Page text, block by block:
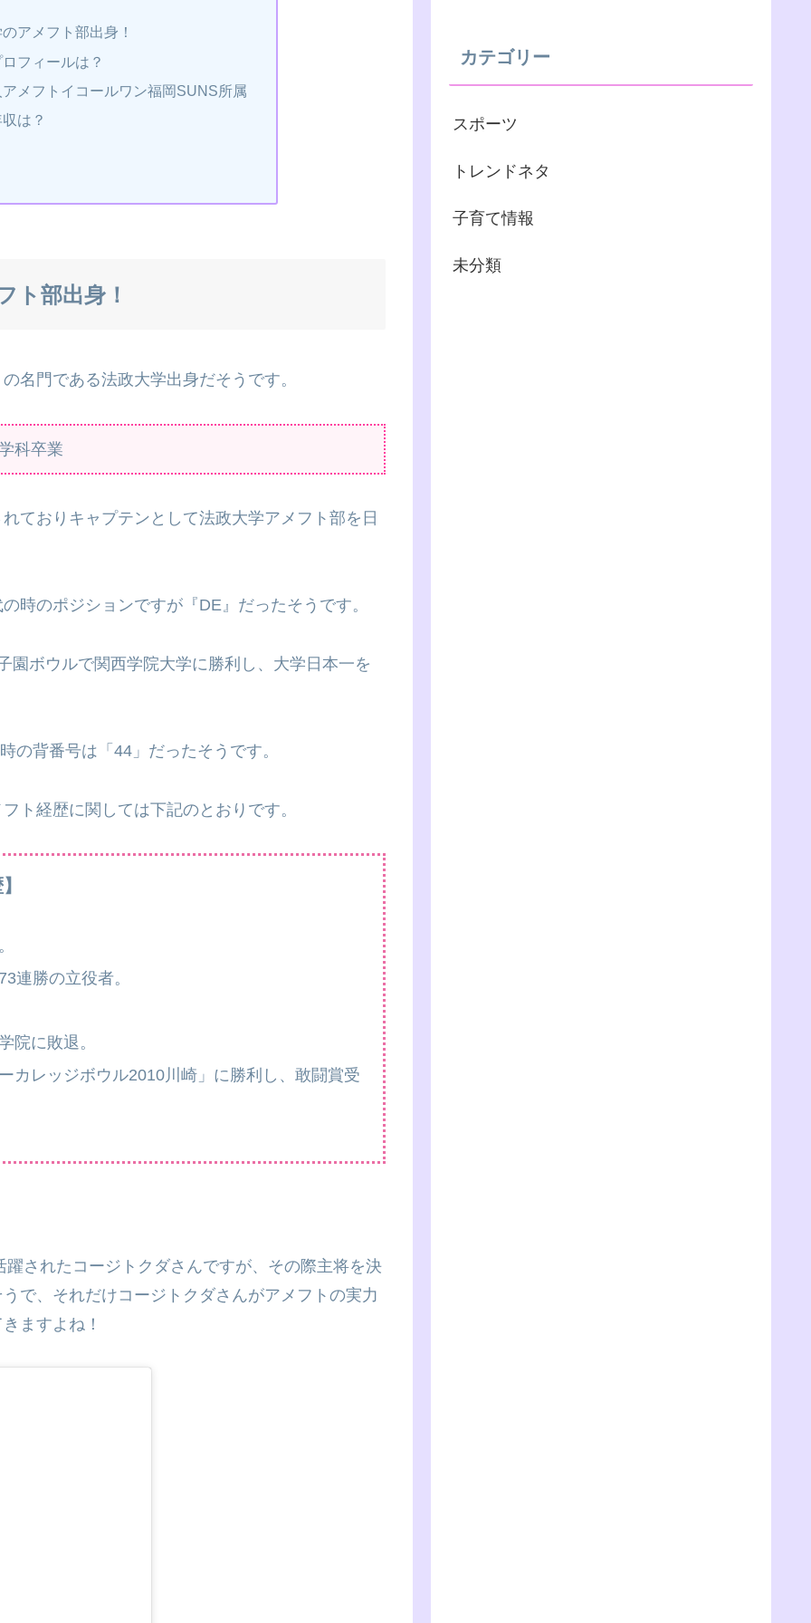
アメフト部出身！
フィールは？
メフトイコールワン福岡SUNS所属
は？
ト部出身！
名門である法政大学出身だそうです。
科卒業
ておりキャプテンとして法政大学アメフト部を日
時のポジションですが『DE』だったそうです。
園ボウルで関西学院大学に勝利し、大学日本一を
の背番号は「44」だったそうです。
ト経歴に関しては下記のとおりです。
連勝の立役者。
院に敗退。
カレッジボウル2010川崎」に勝利し、敢闘賞受
されたコージトクダさんですが、その際主将を決
で、それだけコージトクダさんがアメフトの実力
ますよね！
カテゴリー
スポーツ
トレンドネタ
子育て情報
未分類